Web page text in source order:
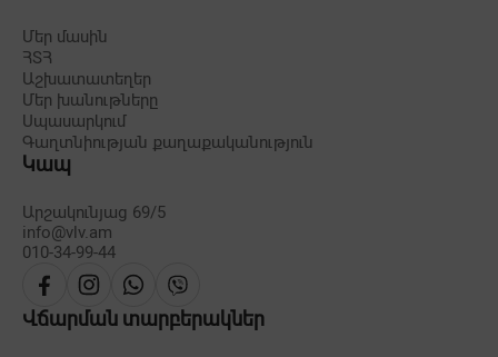
Մեր մասին
ՀՏՀ
Աշխատատեղեր
Մեր խանութները
Սպասարկում
Գաղտնիության քաղաքականություն
Կապ
Արշակունյաց 69/5
info@vlv.am
010-34-99-44
Վճարման տարբերակներ